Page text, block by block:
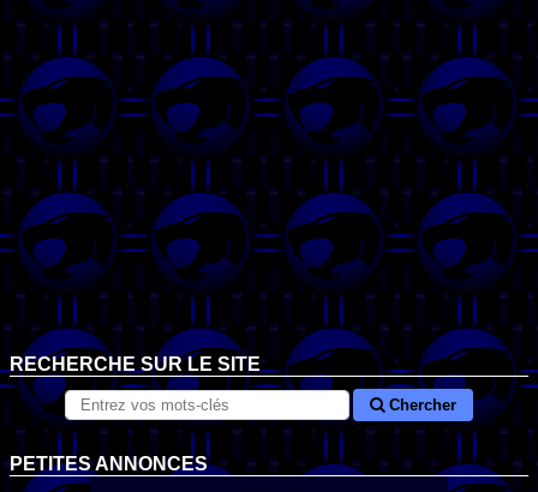
RECHERCHE SUR LE SITE
Chercher
PETITES ANNONCES